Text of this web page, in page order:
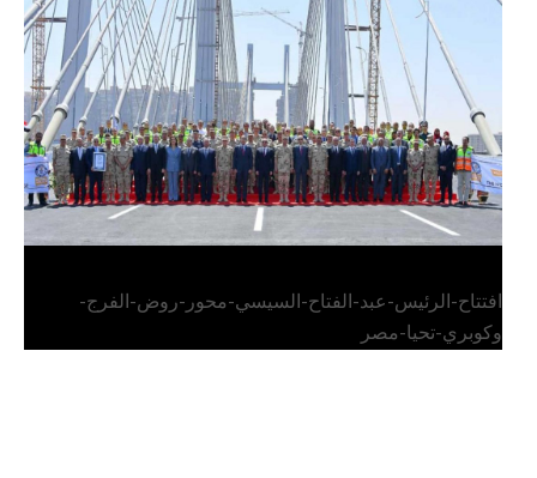
الرئيس عبد الفتاح السيسي يفتتح محور روض الفرج
وكوبري تحيا مصر
افتتاح-الرئيس-عبد-الفتاح-السيسي-محور-روض-الفرج-
وكوبري-تحيا-مصر